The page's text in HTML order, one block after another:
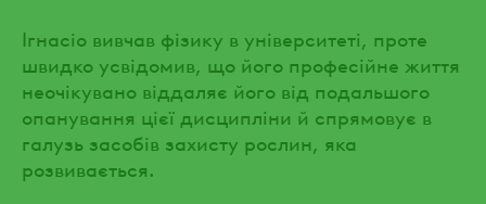
Ігнасіо вивчав фізику в університеті, проте
швидко усвідомив, що його професійне життя
неочікувано віддаляє його від подальшого
опанування цієї дисципліни й спрямовує в
галузь засобів захисту рослин, яка
розвивається.